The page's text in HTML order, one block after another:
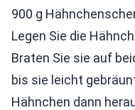
900 g
Legen Sie die
Braten Sie sie auf
bis sie leicht
Hähnchen dann